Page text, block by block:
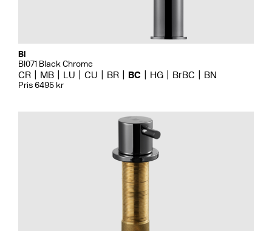
Bi
BI071 Black Chrome
CR MB LU CU BR BC HG BrBC BN
Pris 6495 kr